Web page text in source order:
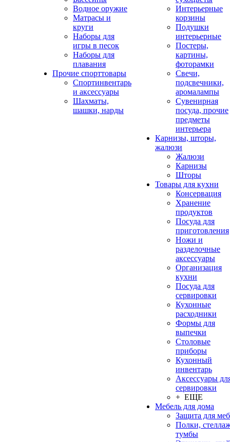
Водное оружие
Матрасы и
круги
Наборы для
игры в песок
Наборы для
плавания
Прочие спорттовары
Спортинвентарь
и аксессуары
Шахматы,
шашки, нарды
Интерьерные
корзины
Подушки
интерьерные
Постеры,
картины,
фоторамки
Свечи,
подсвечники,
аромалампы
Сувенирная
посуда, прочие
предметы
интерьера
Карнизы, шторы,
жалюзи
Жалюзи
Карнизы
Шторы
Товары для кухни
Консервация
Хранение
продуктов
Посуда для
приготовления
Ножи и
разделочные
аксессуары
Организация
кухни
Посуда для
сервировки
Кухонные
расходники
Формы для
выпечки
Столовые
приборы
Кухонный
инвентарь
Аксессуары
сервировки
+ ЕЩЕ
Мебель для дома
Защита для
Полки,
тумбы